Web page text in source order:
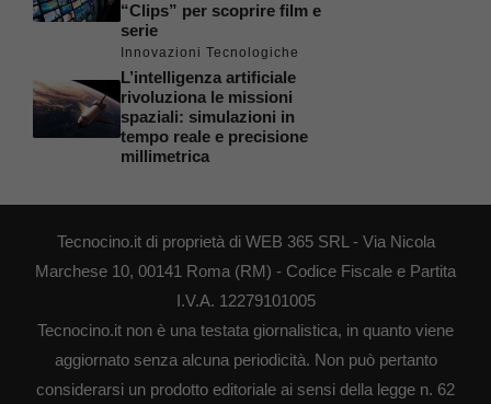
“Clips” per scoprire film e
serie
Innovazioni Tecnologiche
L’intelligenza artificiale
rivoluziona le missioni
spaziali: simulazioni in
tempo reale e precisione
millimetrica
Tecnocino.it di proprietà di WEB 365 SRL - Via Nicola
Marchese 10, 00141 Roma (RM) - Codice Fiscale e Partita
I.V.A. 12279101005
Tecnocino.it non è una testata giornalistica, in quanto viene
aggiornato senza alcuna periodicità. Non può pertanto
considerarsi un prodotto editoriale ai sensi della legge n. 62